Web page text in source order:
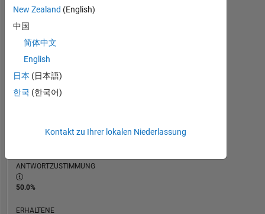
1.397
of
302.031
REPUTATION
ANTWORTZUSTIMMUNG
50.0%
ERHALTENE
New Zealand (English)
中国
简体中文
English
日本 (日本語)
한국 (한국어)
Kontakt zu Ihrer lokalen Niederlassung